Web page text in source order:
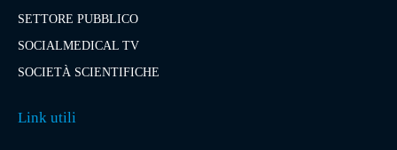
SETTORE PUBBLICO
SOCIALMEDICAL TV
SOCIETÀ SCIENTIFICHE
Link utili